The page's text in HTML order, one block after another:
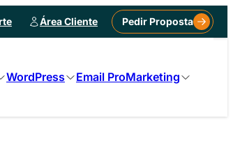
Área Cliente Pedir Proposta
WordPress Email ProMarketing